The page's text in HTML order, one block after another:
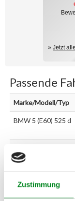
Zustimmung
» Jetzt
Passende
Marke/Modell/Typ
BMW 5 (E60) 525 d
(E61) 525 d